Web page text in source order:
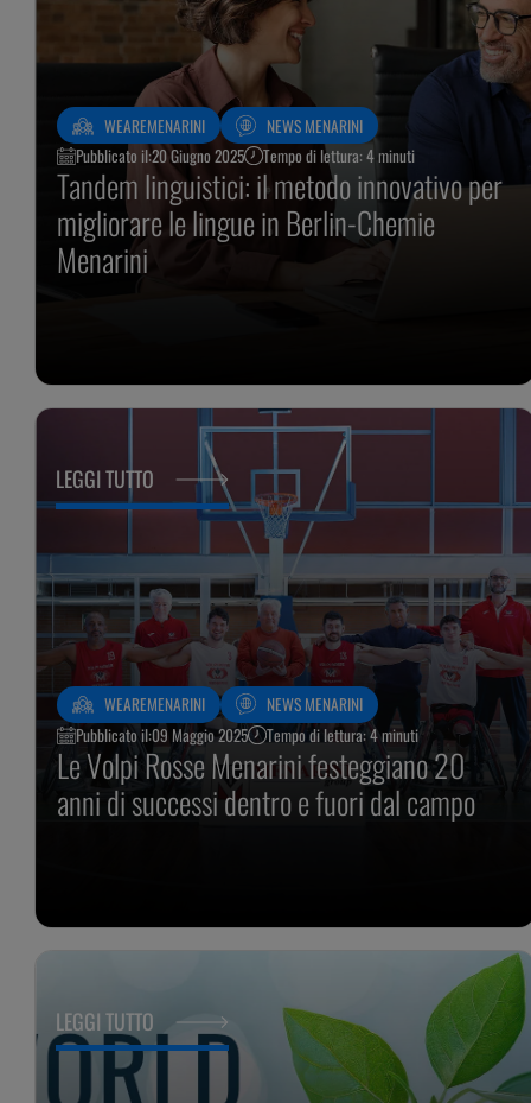
WEAREMENARINI
NEWS MENARINI
Pubblicato il:20 Giugno 2025 Tempo di lettura: 4 minuti
Tandem linguistici: il metodo innovativo per
migliorare le lingue in Berlin-Chemie
Menarini
WEAREMENARINI
NEWS MENARINI
Pubblicato il:09 Maggio 2025 Tempo di lettura: 4 minuti
Le Volpi Rosse Menarini festeggiano 20
anni di successi dentro e fuori dal campo
LEGGI TUTTO
LEGGI TUTTO